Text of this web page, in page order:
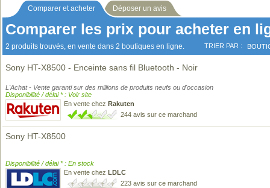
Comparer et acheter Déposer un avis
Comparer les prix pour acheter en
2 produits trouvés, en vente dans 2 boutiques en ligne. TRIER PAR :
Sony HT-X8500 - Enceinte sans fil Bluetooth - Noir
L'Achat - Vente garanti sur des millions de produits neufs ou d'occasion
Disponibilité / délai * : Voir site
En vente chez Rakuten
244 avis sur ce marchand
Sony HT-X8500
Disponibilité / délai * : En stock
En vente chez LDLC
223 avis sur ce marchand